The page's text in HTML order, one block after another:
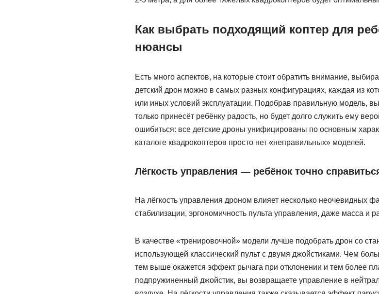
Как выбрать подходящий коптер для
нюансы
Есть много аспектов, на которые стоит обратить внимание,
детский дрон можно в самых разных конфигурациях, каждая из
или иных условий эксплуатации. Подобрав правильную модель,
только принесёт ребёнку радость, но будет долго служить ему
ошибиться: все детские дроны унифицированы по основным
каталоге квадрокоптеров просто нет «неправильных» моделей.
Лёгкость управления — ребёнок точно
На лёгкость управления дроном влияет несколько неочевидных
стабилизации, эргономичность пульта управления, даже масса и
В качестве «тренировочной» модели лучше подобрать дрон со
использующей классический пульт с двумя джойстиками. Чем
тем выше окажется эффект рычага при отклонении и тем более
подпружиненный джойстик, вы возвращаете управление в